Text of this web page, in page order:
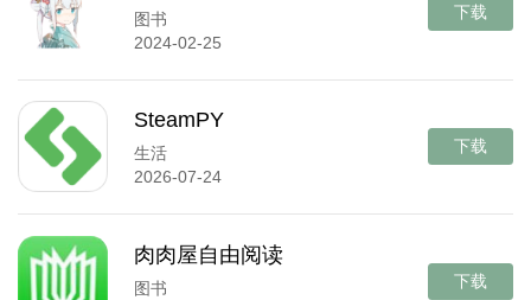
图书
2024-02-25
下载
SteamPY
生活
2026-07-24
下载
肉肉屋自由阅读
图书
下载